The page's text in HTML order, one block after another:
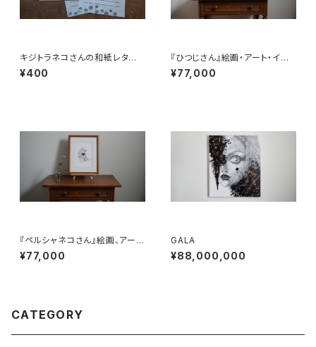
キジトラネコさんの和紙レター
セット
¥400
『ひつじさん』絵画・アート・イン
テリア
¥77,000
『ペルシャネコさん』絵画、アー
ト、線画
¥77,000
GALA
¥88,000,000
CATEGORY